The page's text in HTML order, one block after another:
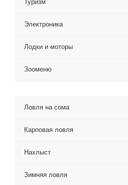
Туризм
Электроника
Лодки и моторы
Зооменю
Ловля на сома
Карповая ловля
Нахлыст
Зимняя ловля